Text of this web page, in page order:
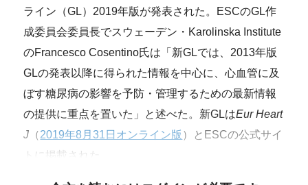
ライン（GL）2019年版が発表された。ESCのGL作
成委員会委員長でスウェーデン・Karolinska Institute
のFrancesco Cosentino氏は「新GLでは、2013年版
GLの発表以降に得られた情報を中心に、心血管に及
ぼす糖尿病の影響を予防・管理するための最新情報
の提供に重点を置いた」と述べた。新GLはEur Heart
J （2019年8月31日オンライン版 ）とESCの公式サイ
トに掲載された。